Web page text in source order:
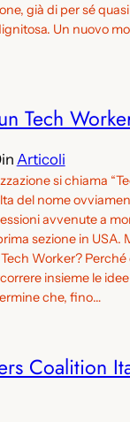
già di per sé
Un nuovo
Tech
in Articoli
si chiama
del nome
avvenute a
sezione in USA.
Worker?
insieme le
che, fino…
Coalition